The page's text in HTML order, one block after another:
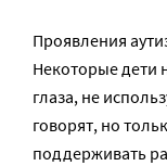
Проявления
Некоторые дети
глаза, не
говорят, но
поддерживать